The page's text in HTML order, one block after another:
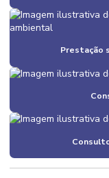
Prestação